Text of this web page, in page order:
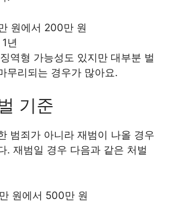
원에서 200만 원
1년
역형 가능성도 있지만 대부분 벌
무리되는 경우가 많아요.
기준
범죄가 아니라 재범이 나올 경우
. 재범일 경우 다음과 같은 처벌
원에서 500만 원